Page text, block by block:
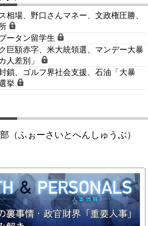
相場、野口さんマネー、文政権圧勝、
ータン留学生
巨額赤字、米大統領選、マンデー大暴
人差別」
鎖、ゴルフ界社会支援、石油「大暴
挙
（ふぉーさいとへんしゅうぶ）